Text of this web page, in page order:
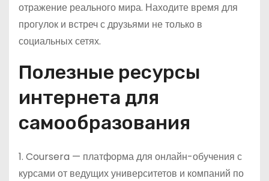
отражение реального мира. Находите время для
прогулок и встреч с друзьями не только в
социальных сетях.
Полезные ресурсы
интернета для
самообразования
1. Coursera — платформа для онлайн-обучения с
курсами от ведущих университетов и компаний по